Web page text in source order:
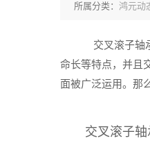
所属分类： 鸿元动
交叉滚子轴承是
命长等特点，并且
面被广泛运用。那
交叉滚子轴